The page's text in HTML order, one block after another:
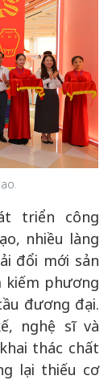
triển công
nhiều làng
đổi mới sản
phương
đương đại.
nghệ sĩ và
thác chất
lại thiếu cơ